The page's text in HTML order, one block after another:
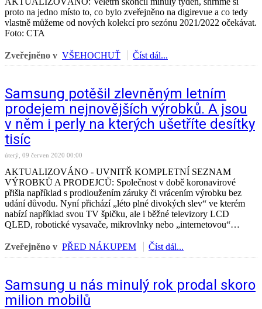
proto na jedno místo to, co bylo zveřejněno na digirevue a co tedy
vlastně můžeme od nových kolekcí pro sezónu 2021/2022 očekávat.
Foto: CTA
Zveřejněno v VŠEHOCHUŤ Číst dál...
Samsung potěšil zlevněným letním
prodejem nejnovějších výrobků. A jsou
v něm i perly na kterých ušetříte desítky
tisíc
úterý, 09 červen 2020 00:00
AKTUALIZOVÁNO - UVNITŘ KOMPLETNÍ SEZNAM
VÝROBKŮ A PRODEJCŮ: Společnost v době koronavirové
přišla například s prodloužením záruky či vrácením výrobku bez
udání důvodu. Nyní přichází „léto plné divokých slev“ ve kterém
nabízí například svou TV špičku, ale i běžné televizory LCD
QLED, robotické vysavače, mikrovlnky nebo „internetovou“…
Zveřejněno v PŘED NÁKUPEM Číst dál...
Samsung u nás minulý rok prodal skoro
milion mobilů